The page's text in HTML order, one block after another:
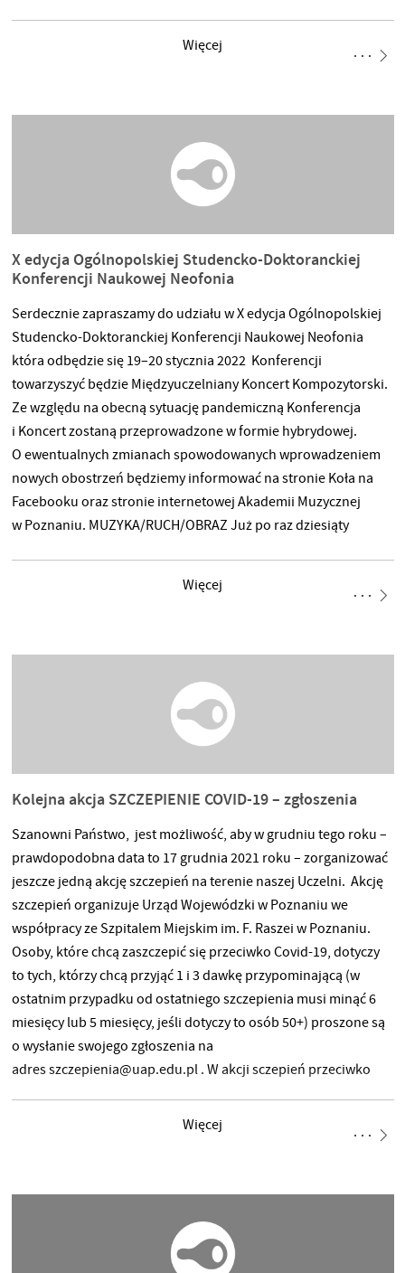
w minionych latach. Zachęcamy do obserwowania wydarzenia
na FB, gdzie na bieżąco będziemy prezentować artystów,
Więcej
X edycja Ogólnopolskiej Studencko-Doktoranckiej
Konferencji Naukowej Neofonia
Serdecznie zapraszamy do udziału w X edycja Ogólnopolskiej
Studencko-Doktoranckiej Konferencji Naukowej Neofonia
która odbędzie się 19–20 stycznia 2022 Konferencji
towarzyszyć będzie Międzyuczelniany Koncert Kompozytorski.
Ze względu na obecną sytuację pandemiczną Konferencja
i Koncert zostaną przeprowadzone w formie hybrydowej.
O ewentualnych zmianach spowodowanych wprowadzeniem
nowych obostrzeń będziemy informować na stronie Koła na
Facebooku oraz stronie internetowej Akademii Muzycznej
w Poznaniu. MUZYKA/RUCH/OBRAZ Już po raz dziesiąty
muzycznych ośrodków akademickich w Polsce. Tematem
zacierania się dziedzin sztuk. Powszechne stało się już
wykorzystywanie elementów wizualnych, performatywnych czy
teatralnych. Kwestionowanie
Więcej
Kolejna akcja SZCZEPIENIE COVID-19 – zgłoszenia
Szanowni Państwo, jest możliwość, aby w grudniu tego roku –
prawdopodobna data to 17 grudnia 2021 roku – zorganizować
jeszcze jedną akcję szczepień na terenie naszej Uczelni. Akcję
szczepień organizuje Urząd Wojewódzki w Poznaniu we
współpracy ze Szpitalem Miejskim im. F. Raszei w Poznaniu.
Osoby, które chcą zaszczepić się przeciwko Covid-19, dotyczy
to tych, którzy chcą przyjąć 1 i 3 dawkę przypominającą (w
ostatnim przypadku od ostatniego szczepienia musi minąć 6
miesięcy lub 5 miesięcy, jeśli dotyczy to osób 50+) proszone są
o wysłanie swojego zgłoszenia na
adres szczepienia@uap.edu.pl . W akcji sczepień przeciwko
Uniwersytetu Artystycznego im. M. Abakanowicz w Poznaniu,
Więcej